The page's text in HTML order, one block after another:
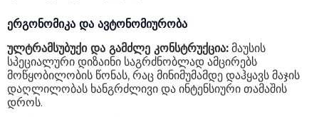
ერგონომიკა და ავტონომიურობა
ულტრამსუბუქი და გამძლე კონსტრუქცია: მაუსის
სპეციალური დიზაინი საგრძნობლად ამცირებს
მოწყობილობის წონას, რაც მინიმუმამდე დაჰყავს მაჯის
დაღლილობას ხანგრძლივი და ინტენსიური თამაშის
დროს.